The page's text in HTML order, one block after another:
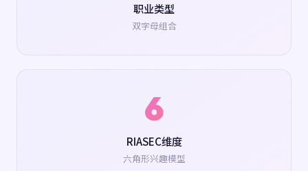
职业类型
双字母组合
6
RIASEC维度
六角形兴趣模型